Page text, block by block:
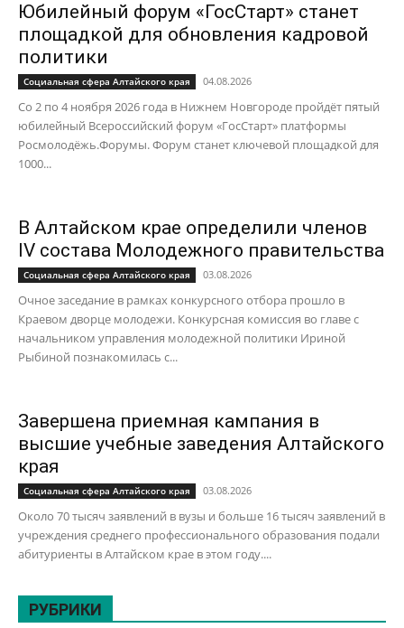
Юбилейный форум «ГосСтарт» станет
площадкой для обновления кадровой
политики
Социальная сфера Алтайского края 04.08.2026
Со 2 по 4 ноября 2026 года в Нижнем Новгороде пройдёт пятый
юбилейный Всероссийский форум «ГосСтарт» платформы
Росмолодёжь.Форумы. Форум станет ключевой площадкой для
1000...
В Алтайском крае определили членов
IV состава Молодежного правительства
Социальная сфера Алтайского края 03.08.2026
Очное заседание в рамках конкурсного отбора прошло в
Краевом дворце молодежи. Конкурсная комиссия во главе с
начальником управления молодежной политики Ириной
Рыбиной познакомилась с...
Завершена приемная кампания в
высшие учебные заведения Алтайского
края
Социальная сфера Алтайского края 03.08.2026
Около 70 тысяч заявлений в вузы и больше 16 тысяч заявлений в
учреждения среднего профессионального образования подали
абитуриенты в Алтайском крае в этом году....
РУБРИКИ